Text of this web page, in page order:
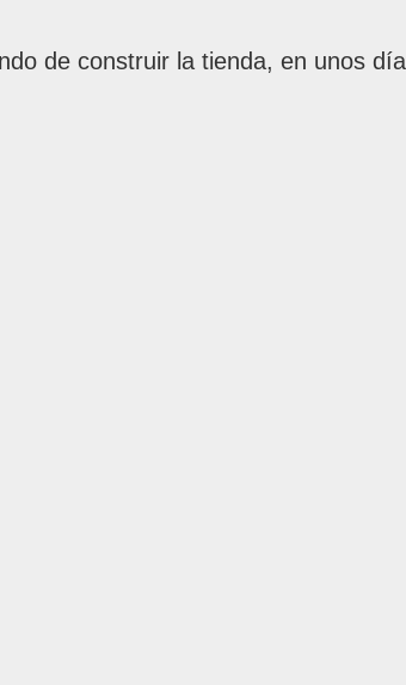
de construir la tienda, en unos